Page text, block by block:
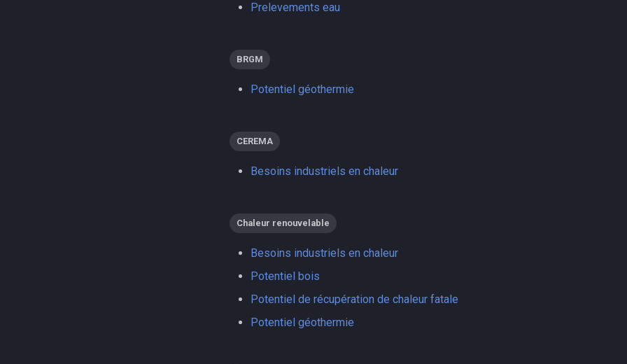
Prelevements eau
BRGM
Potentiel géothermie
CEREMA
Besoins industriels en chaleur
Chaleur renouvelable
Besoins industriels en chaleur
Potentiel bois
Potentiel de récupération de chaleur fatale
Potentiel géothermie